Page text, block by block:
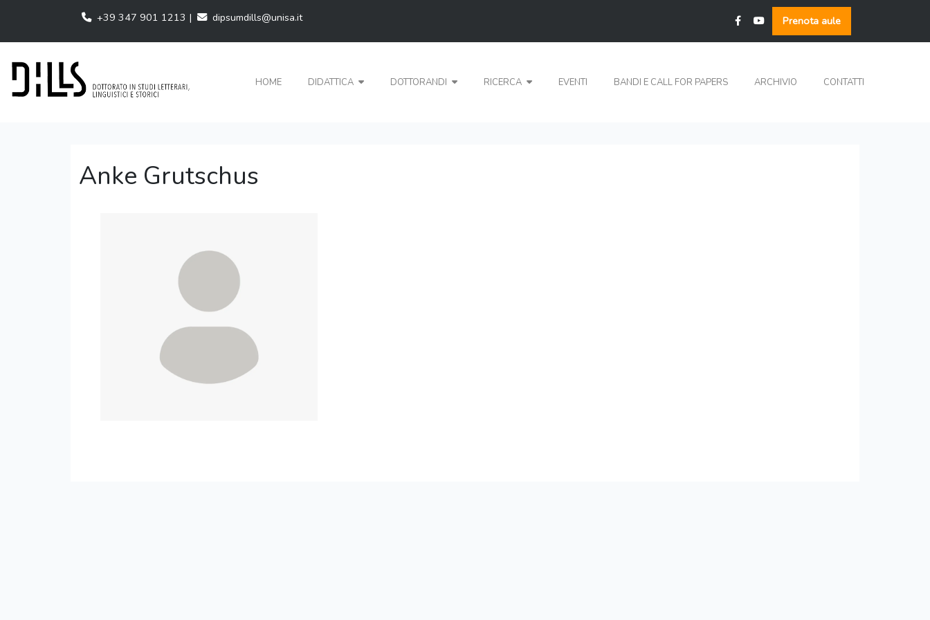
+39 347 901 1213 | dipsumdills@unisa.it Prenota aule
HOME DIDATTICA DOTTORANDI RICERCA EVENTI BANDI E CALL FOR PAPERS ARCHIVIO CONTATTI
Anke Grutschus